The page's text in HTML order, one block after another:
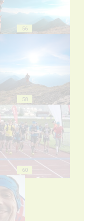
56
58
60